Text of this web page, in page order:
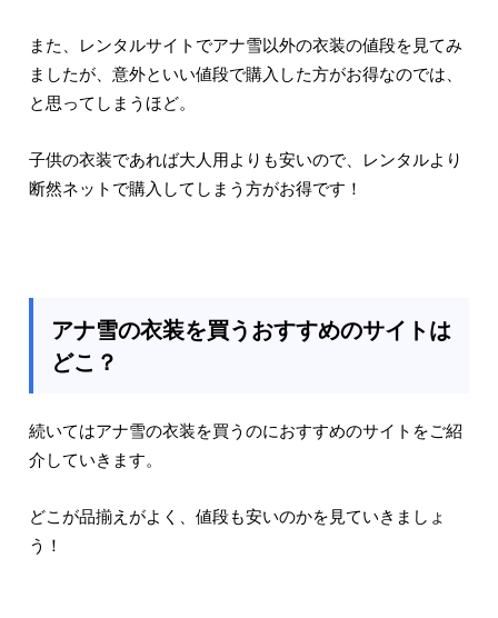
また、レンタルサイトでアナ雪以外の衣装の値段を見てみ
ましたが、意外といい値段で購入した方がお得なのでは、
と思ってしまうほど。
子供の衣装であれば大人用よりも安いので、レンタルより
断然ネットで購入してしまう方がお得です！
アナ雪の衣装を買うおすすめのサイトは
どこ？
続いてはアナ雪の衣装を買うのにおすすめのサイトをご紹
介していきます。
どこが品揃えがよく、値段も安いのかを見ていきましょ
う！